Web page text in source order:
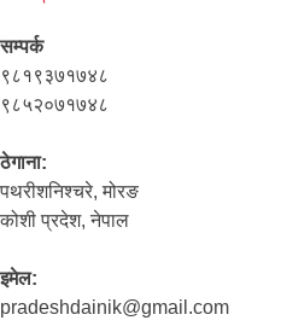
सम्पर्क
९८१९३७१७४८
९८५२०७१७४८
ठेगाना:
पथरीशनिश्‍चरे, मोरङ
कोशी प्रदेश, नेपाल
इमेल:
pradeshdainik@gmail.com